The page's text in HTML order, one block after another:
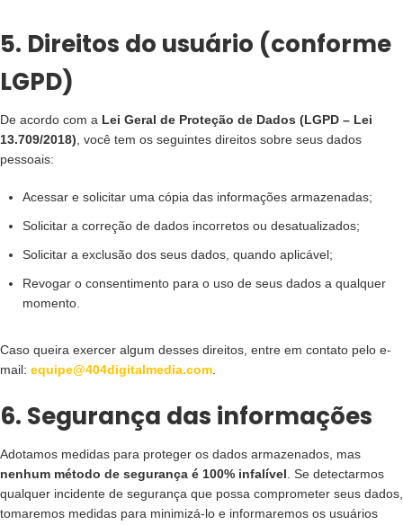
5. Direitos do usuário (conforme
LGPD)
De acordo com a Lei Geral de Proteção de Dados (LGPD – Lei
13.709/2018) , você tem os seguintes direitos sobre seus dados
pessoais:
Acessar e solicitar uma cópia das informações armazenadas;
Solicitar a correção de dados incorretos ou desatualizados;
Solicitar a exclusão dos seus dados, quando aplicável;
Revogar o consentimento para o uso de seus dados a qualquer
momento.
Caso queira exercer algum desses direitos, entre em contato pelo e-
mail: equipe@404digitalmedia.com
6. Segurança das informações
Adotamos medidas para proteger os dados armazenados, mas
nenhum método de segurança é 100% infalível . Se detectarmos
qualquer incidente de segurança que possa comprometer seus dados,
tomaremos medidas para minimizá-lo e informaremos os usuários